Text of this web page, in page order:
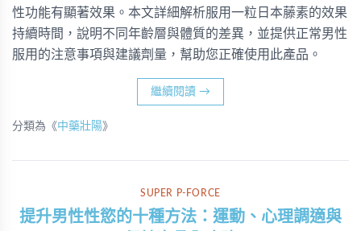
性功能有顯著效果。本文詳細解析服用一粒日本藤素的效果
持續時間，說明不同年齡層與體質的差異，並提供正常男性
服用的注意事項與建議劑量，幫助您正確使用此產品。
繼續閱讀 →
分類為《中藥壯陽》
SUPER P-FORCE
提升男性性慾的十種方法：運動、心理調適與